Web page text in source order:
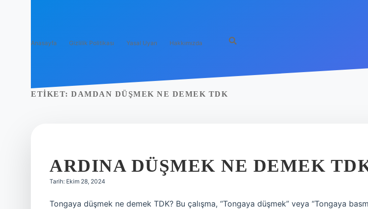
Anasayfa Gizlilik Politikası Yasal Uyarı Hakkımızda
ETIKET: DAMDAN DÜŞMEK NE DEMEK TDK
ARDINA DÜŞMEK NE DEMEK
Tarih: Ekim 28, 2024
Tongaya düşmek ne demek TDK? Bu çalışma, “Tongaya düşmek” veya “Tongaya